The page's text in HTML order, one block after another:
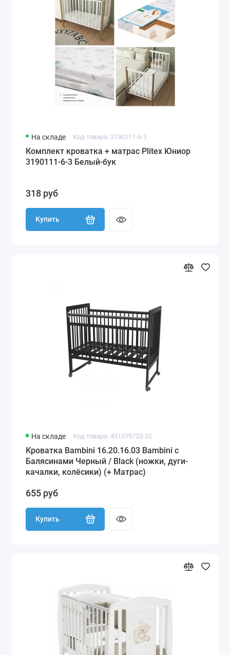
На складе Код товара: 3190111-6-3
Комплект кроватка + матрас Plitex Юниор
3190111-6-3 Белый-бук
318 руб
Купить
На складе Код товара: 431379732-32
Кроватка Bambini 16.20.16.03 Bambini с
Балясинами Черный / Black (ножки, дуги-
качалки, колёсики) (+ Матрас)
655 руб
Купить